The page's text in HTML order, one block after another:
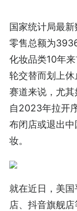
国家统计局最
零售总额为
化妆品类10年
轮交替而划上
赛道来说，尤其
自2023年拉开
布闭店或退出
妆。
就在近日，美
店、抖音旗舰